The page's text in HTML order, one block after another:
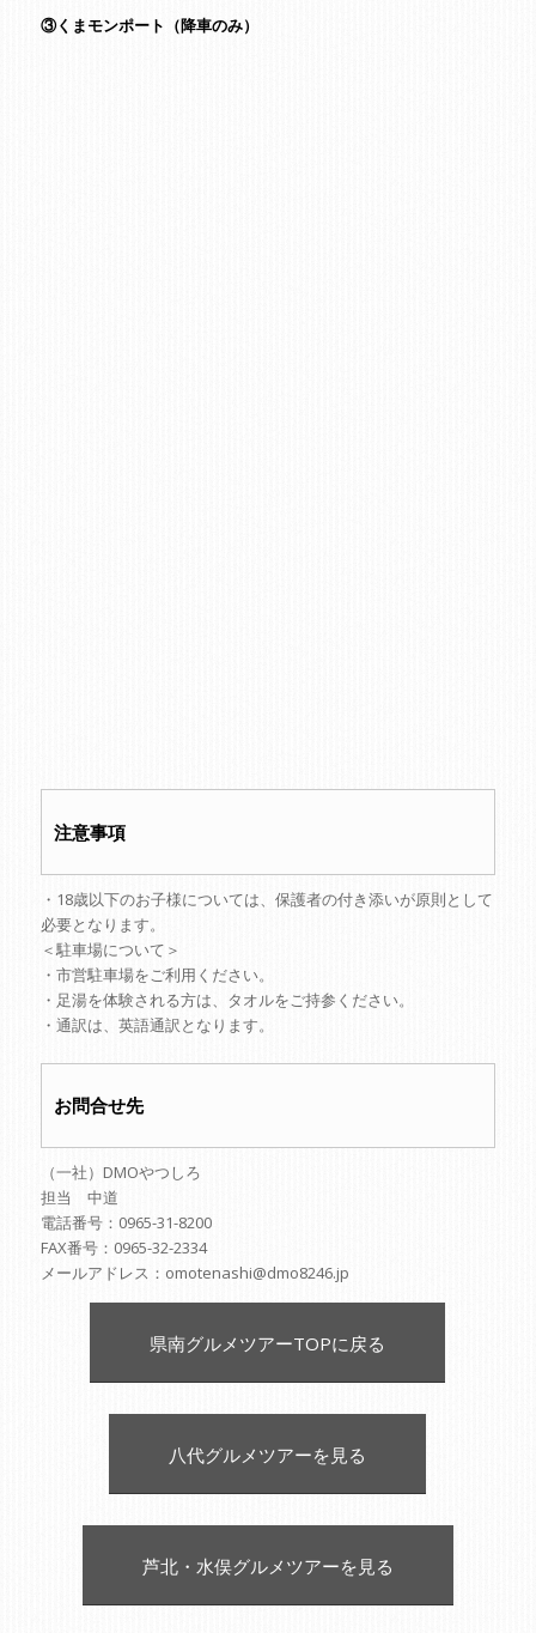
③くまモンポート（降車のみ）
注意事項
・18歳以下のお子様については、保護者の付き添いが原則として
必要となります。
＜駐車場について＞
・市営駐車場をご利用ください。
・足湯を体験される方は、タオルをご持参ください。
・通訳は、英語通訳となります。
お問合せ先
（一社）DMOやつしろ
担当 中道
電話番号：0965-31-8200
FAX番号：0965-32-2334
メールアドレス：omotenashi@dmo8246.jp
県南グルメツアーTOPに戻る
八代グルメツアーを見る
芦北・水俣グルメツアーを見る